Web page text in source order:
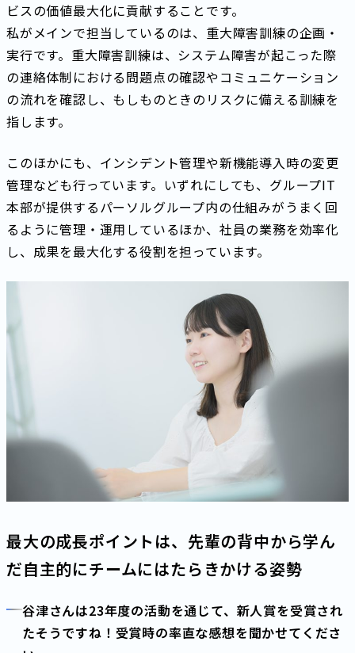
ビスの価値最大化に貢献することです。
私がメインで担当しているのは、重大障害訓練の企画・
実行です。重大障害訓練は、システム障害が起こった際
の連絡体制における問題点の確認やコミュニケーション
の流れを確認し、もしものときのリスクに備える訓練を
指します。
このほかにも、インシデント管理や新機能導入時の変更
管理なども行っています。いずれにしても、グループIT
本部が提供するパーソルグループ内の仕組みがうまく回
るように管理・運用しているほか、社員の業務を効率化
し、成果を最大化する役割を担っています。
最大の成長ポイントは、先輩の背中から学ん
だ自主的にチームにはたらきかける姿勢
谷津さんは23年度の活動を通じて、新人賞を受賞され
たそうですね！受賞時の率直な感想を聞かせてくださ